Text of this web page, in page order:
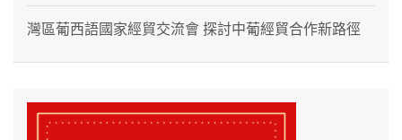
灣區葡西語國家經貿交流會 探討中葡經貿合作新路徑